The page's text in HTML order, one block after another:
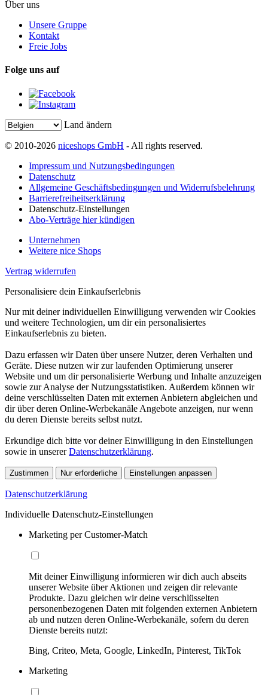
Über uns
Unsere Gruppe
Kontakt
Freie Jobs
Folge uns auf
Land ändern
© 2010-2026 niceshops GmbH - All rights reserved.
Impressum und Nutzungsbedingungen
Datenschutz
Allgemeine Geschäftsbedingungen und Widerrufsbelehrung
Barrierefreiheitserklärung
Datenschutz-Einstellungen
Abo-Verträge hier kündigen
Unternehmen
Weitere nice Shops
Vertrag widerrufen
Personalisiere dein Einkaufserlebnis
Nur mit deiner individuellen Einwilligung verwenden wir Cookies
und weitere Technologien, um dir ein personalisiertes
Einkaufserlebnis zu bieten.
Dazu erfassen wir Daten über unsere Nutzer, deren Verhalten und
Geräte. Diese nutzen wir zur laufenden Optimierung unserer
Website und um dir personalisierte Werbung und Inhalte anzuzeigen
sowie zur Analyse der Nutzungsstatistiken. Außerdem können wir
deine verschlüsselten Daten mit externen Anbietern abgleichen und
dir über deren Online-Werbekanäle Angebote anzeigen, nur wenn
du deren Dienste bereits selbst nutzt.
Erkundige dich bitte vor deiner Einwilligung in den Einstellungen
sowie in unsererDatenschutzerklärung.
Zustimmen Nur erforderliche Einstellungen anpassen
Datenschutzerklärung
Individuelle Datenschutz-Einstellungen
Marketing per Customer-Match
Mit deiner Einwilligung informieren wir dich auch abseits
unserer Website über Aktionen und zeigen dir relevante
Produkte. Dazu gleichen wir deine verschlüsselten
personenbezogenen Daten mit folgenden externen Anbietern
ab und nutzen deren Online-Werbekanäle, sofern du deren
Dienste bereits nutzt:
Bing, Criteo, Meta, Google, LinkedIn, Pinterest, TikTok
Marketing